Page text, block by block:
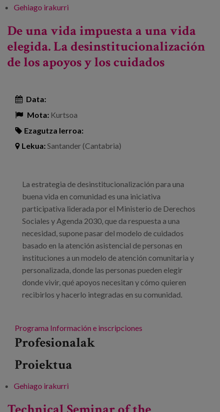
Gehiago irakurri
desinstituzionalizazioa -ri buruz
De una vida impuesta a una vida
elegida. La desinstitucionalización
de los apoyos y los cuidados
Data:
Mota: Kurtsoa
Ezagutza lerroa:
Lekua:Santander (Cantabria)
La estrategia de desinstitucionalización para una
buena vida en comunidad es una iniciativa
participativa liderada por el Ministerio de Derechos
Sociales y Agenda 2030, que da respuesta a una
necesidad, supone pasar del modelo de cuidados
basado en la atención asistencial de personas en
instituciones a un modelo de atención comunitaria y
personalizada, donde las personas pueden elegir
donde vivir, qué apoyos necesitan y cómo quieren
recibirlos y hacerlo integradas en su comunidad.
Programa Información e inscripciones
Profesionalak
Proiektua
Gehiago irakurri
cuidados -ri buruz